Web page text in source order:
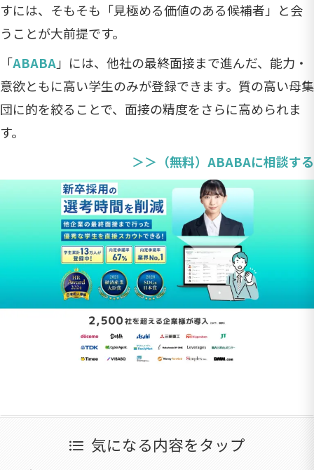
すには、そもそも「見極める価値のある候補者」と会
うことが大前提です。
「ABABA」には、他社の最終面接まで進んだ、能力・
意欲ともに高い学生のみが登録できます。質の高い母集
団に的を絞ることで、面接の精度をさらに高められま
す。
＞＞（無料）ABABAに相談する
気になる内容をタップ